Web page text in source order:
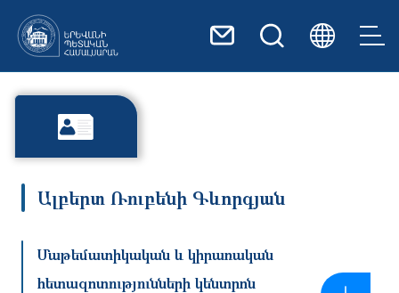
Ալբերտ Ռուբենի Գևորգյան
Մաթեմատիկական և կիրառական
հետազոտությունների կենտրոն